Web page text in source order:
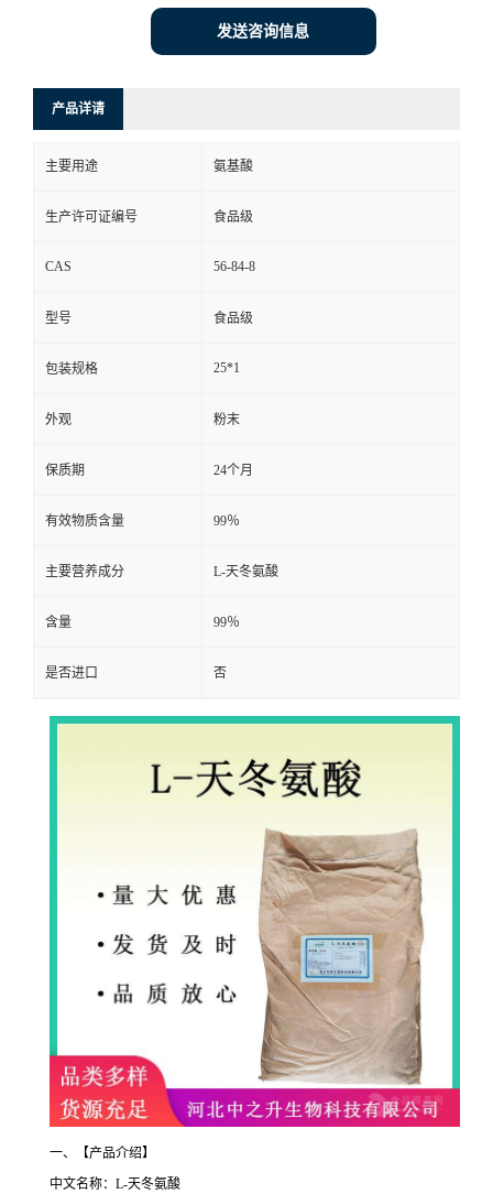
发送咨询信息
产品详请
主要用途 氨基酸
生产许可证编号 食品级
CAS 56-84-8
型号 食品级
包装规格 25*1
外观 粉末
保质期 24个月
有效物质含量 99％
主要营养成分 L-天冬氨酸
含量 99％
是否进口 否
一、【产品介绍】
中文名称：L-天冬氨酸